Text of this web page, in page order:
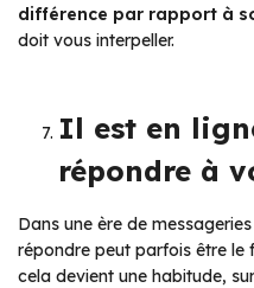
différence par rapport à
doit vous interpeller.
Il est en
répondre à
Dans une ère de
répondre peut parfois être le
cela devient une habitude,